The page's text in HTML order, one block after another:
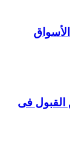
القبول فى